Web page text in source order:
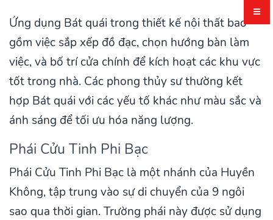
Ứng dụng Bát quái trong thiết kế nội thất bao
gồm việc sắp xếp đồ đạc, chọn hướng bàn làm
việc, và bố trí cửa chính để kích hoạt các khu vực
tốt trong nhà. Các phong thủy sư thường kết
hợp Bát quái với các yếu tố khác như màu sắc và
ánh sáng để tối ưu hóa năng lượng.
Phái Cửu Tinh Phi Bạc
Phái Cửu Tinh Phi Bạc là một nhánh của Huyền
Không, tập trung vào sự di chuyển của 9 ngôi
sao qua thời gian. Trường phái này được sử dụng